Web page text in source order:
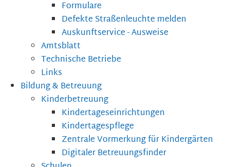
Formulare
Defekte Straßenleuchte melden
Auskunftservice - Ausweise
Amtsblatt
Technische Betriebe
Links
Bildung & Betreuung
Kinderbetreuung
Kindertageseinrichtungen
Kindertagespflege
Zentrale Vormerkung für Kindergärten
Digitaler Betreuungsfinder